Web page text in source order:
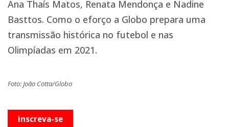
Ana Thaís Matos, Renata Mendonça e Nadine
Basttos. Como o eforço a Globo prepara uma
transmissão histórica no futebol e nas
Olimpíadas em 2021.
Foto: João Cotta/Globo
inscreva-se